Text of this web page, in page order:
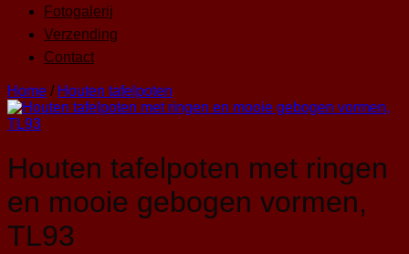
Fotogalerij
Verzending
Contact
Home / Houten tafelpoten
Houten tafelpoten met ringen
en mooie gebogen vormen,
TL93